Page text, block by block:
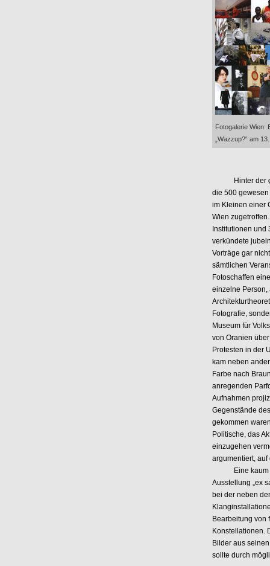
Fotogalerie Wien:
„Wazzup?“ am
Hinter der
die 500
im Kleinen einer
Wien
Institutionen und
verkündete
Vorträge gar
sämtlichen
Fotoschaffen
einzelne Person,
Fotografie,
Museum für
von Oranien
Protesten in der
kam neben
Farbe nach
anregenden
Aufnahmen
Gegenstände
gekommen
Politische, das
einzugehen
argumentiert,
Eine kaum
Ausstellung „ex
bei der neben
Bearbeitung von
Konstellationen.
Bilder aus
sollte durch